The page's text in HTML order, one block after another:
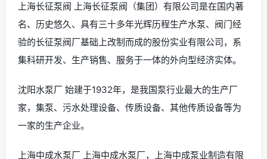
上海长征泵阀 上海长征泵阀（集团）有限公司是在国内著
名、历史悠久、具有三十多年光辉历程生产水泵、阀门经
验的长征泵阀厂基础上改制而成的股份实业有限公司，系
集科研开发、生产销售、服务于一体的外向型经济实体。
沈阳水泵厂 始建于1932年，是我国泵行业最大的生产厂
家，集泵、污水处理设备、传质设备、其他传质设备等为
一家的生产企业。
上海中成水泵厂 上海中成水泵厂，上海中成泵业制造有限